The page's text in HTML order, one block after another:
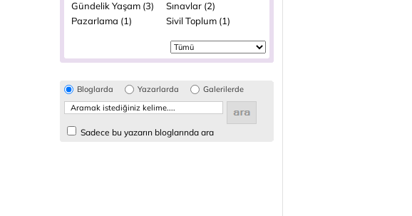
Gündelik Yaşam (3)
Sınavlar (2)
Pazarlama (1)
Sivil Toplum (1)
Bloglarda Yazarlarda Galerilerde
Sadece bu yazarın bloglarında ara